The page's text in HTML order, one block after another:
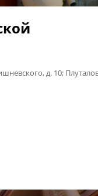
д. 10;